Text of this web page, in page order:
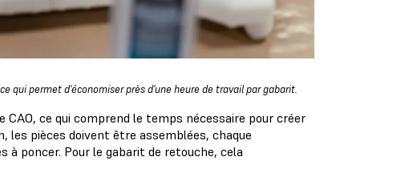
qui permet d'économiser près d'une heure de travail par gabarit.
CAO, ce qui comprend le temps nécessaire pour créer
les pièces doivent être assemblées, chaque
à poncer. Pour le gabarit de retouche, cela